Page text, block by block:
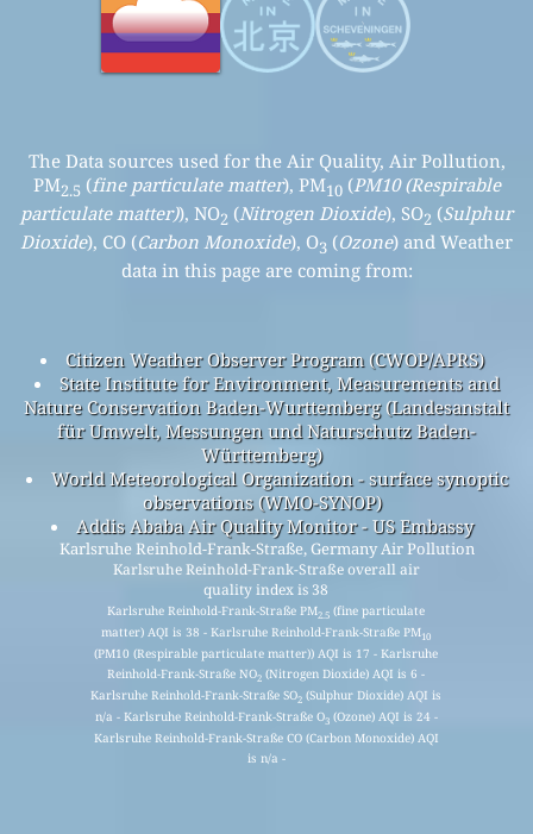
The Data sources used for the Air Quality, Air Pollution,
PM2.5 (fine particulate matter), PM10(PM10 (Respirable
particulate matter)), NO2 (Nitrogen Dioxide), SO2 (Sulphur
Dioxide), CO (Carbon Monoxide), O3 (Ozone) and Weather
data in this page are coming from:
Citizen Weather Observer Program (CWOP/APRS)
State Institute for Environment, Measurements and
Nature Conservation Baden-Wurttemberg (Landesanstalt
für Umwelt, Messungen und Naturschutz Baden-
Württemberg)
World Meteorological Organization - surface synoptic
observations (WMO-SYNOP)
Addis Ababa Air Quality Monitor - US Embassy
Karlsruhe Reinhold-Frank-Straße, Germany Air Pollution
Karlsruhe Reinhold-Frank-Straße overall air
quality index is 38
Karlsruhe Reinhold-Frank-Straße PM2.5 (fine particulate
matter) AQI is 38 - Karlsruhe Reinhold-Frank-Straße PM10
(PM10 (Respirable particulate matter)) AQI is 17 - Karlsruhe
Reinhold-Frank-Straße NO2 (Nitrogen Dioxide) AQI is 6 -
Karlsruhe Reinhold-Frank-Straße SO2 (Sulphur Dioxide) AQI is
n/a - Karlsruhe Reinhold-Frank-Straße O3(Ozone) AQI is 24 -
Karlsruhe Reinhold-Frank-Straße CO (Carbon Monoxide) AQI
is n/a -